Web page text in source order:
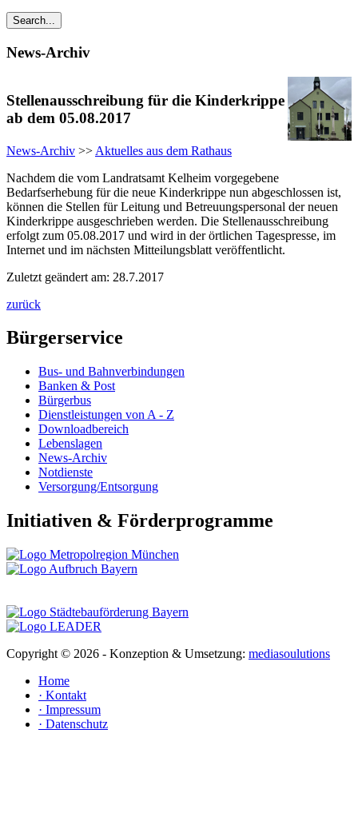
News-Archiv
Stellenausschreibung für die Kinderkrippe
ab dem 05.08.2017
News-Archiv >> Aktuelles aus dem Rathaus
Nachdem die vom Landratsamt Kelheim vorgegebene
Bedarfserhebung für die neue Kinderkrippe nun abgeschlossen ist,
können die Stellen für Leitung und Betreuungspersonal der neuen
Kinderkrippe ausgeschrieben werden. Die Stellenausschreibung
erfolgt zum 05.08.2017 und wird in der örtlichen Tagespresse, im
Internet und im nächsten Mitteilungsblatt veröffentlicht.
Zuletzt geändert am: 28.7.2017
zurück
Bürgerservice
Bus- und Bahnverbindungen
Banken & Post
Bürgerbus
Dienstleistungen von A - Z
Downloadbereich
Lebenslagen
News-Archiv
Notdienste
Versorgung/Entsorgung
Initiativen & Förderprogramme
Copyright © 2026 - Konzeption & Umsetzung: mediasoulutions
Home
· Kontakt
· Impressum
· Datenschutz